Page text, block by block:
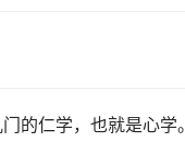
的仁学，也就是心学